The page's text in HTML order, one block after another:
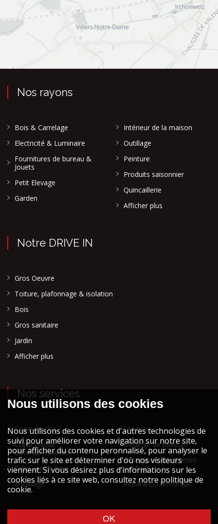
Nos rayons
Bois & Carrelage
Electricité & Luminaire
Fournitures de bureau &
Jouets
Petit Elevage
Garden
Intérieur de la maison
Outillage
Peinture
Produits saisonnier
Quincaillerie
Afficher plus
Notre DRIVE IN
Gros Oeuvre
Toiture, plafonnage & isolation
Bois
Gros sanitaire
Jardin
Afficher plus
Nos services
Copie de clés
Copie plaque
d'immatriculation
Découpe de bois
Encollage
Livraison
Mélange de peinture
Réparation et entretien
outillage
Réparation remorque